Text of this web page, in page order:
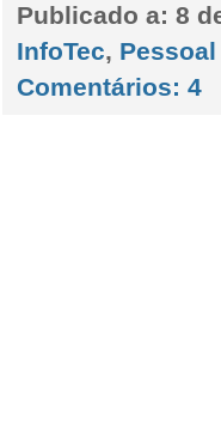
Publicado a: 8
InfoTec, Pessoal
Comentários: 4